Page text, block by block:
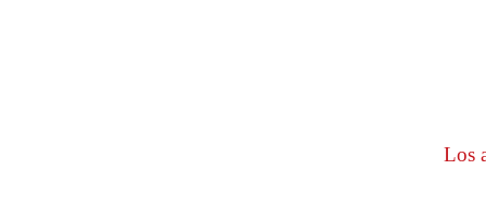
Los